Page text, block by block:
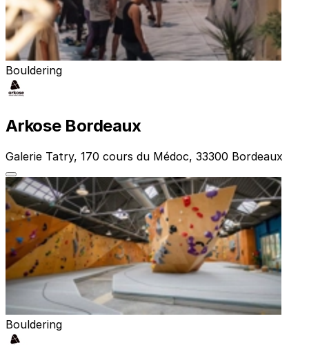
Bouldering
Arkose Bordeaux
Galerie Tatry, 170 cours du Médoc, 33300 Bordeaux
Bouldering